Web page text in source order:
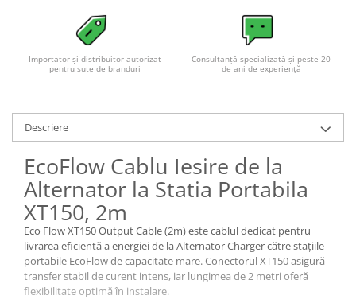
Pachete acumulatori VRLA
Redresoare auto, moto, barci si
stationare
Surse UPS
UPS pentru centrale termice si
sisteme de urgenta - acumulator
extern
UPS Calculatoare si Servere
UPS Trifazat
Stabilizatoare Tensiune
Importator și distribuitor autorizat
pentru sute de branduri
Consultanță specializată și peste 20
de ani de experiență
Descriere
EcoFlow Cablu Iesire de la
Alternator la Statia Portabila
XT150, 2m
Eco Flow XT150 Output Cable (2m) este cablul dedicat pentru
livrarea eficientă a energiei de la Alternator Charger către stațiile
portabile EcoFlow de capacitate mare. Conectorul XT150 asigură
transfer stabil de curent intens, iar lungimea de 2 metri oferă
flexibilitate optimă în instalare.